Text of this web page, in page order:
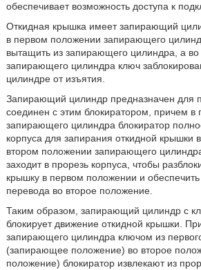
обеспечивает возможность доступа к
Откидная крышка имеет запирающий
в первом положении запирающего
вытащить из запирающего цилиндра, а
запирающего цилиндра ключ
цилиндре от изъятия.
Запирающий цилиндр предназначен для
соединен с этим блокиратором, причем в
запирающего цилиндра блокиратор
корпуса для запирания откидной
втором положении запирающего
заходит в прорезь корпуса, чтобы
крышку в первом положении и
перевода во второе положение.
Таким образом, запирающий цилиндр с
блокирует движение откидной крышки.
запирающего цилиндра ключом из
(запирающее положение) во второе
положение) блокиратор извлекают из